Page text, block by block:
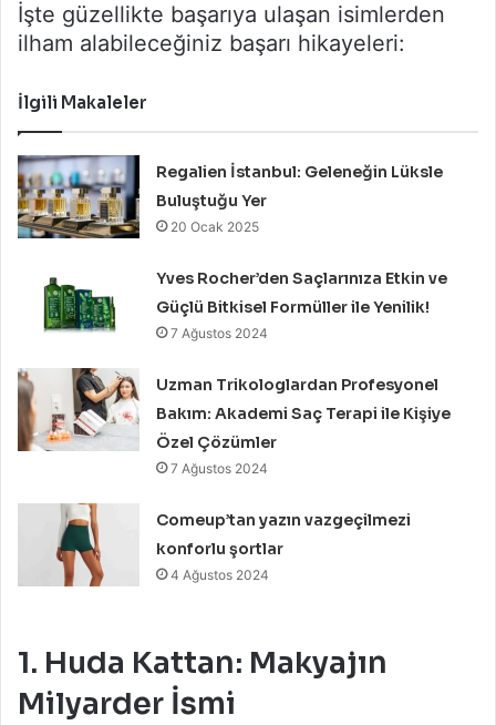
İşte güzellikte başarıya ulaşan isimlerden
ilham alabileceğiniz başarı hikayeleri:
İlgili Makaleler
Regalien İstanbul: Geleneğin Lüksle
Buluştuğu Yer
20 Ocak 2025
Yves Rocher’den Saçlarınıza Etkin ve
Güçlü Bitkisel Formüller ile Yenilik!
7 Ağustos 2024
Uzman Trikologlardan Profesyonel
Bakım: Akademi Saç Terapi ile Kişiye
Özel Çözümler
7 Ağustos 2024
Comeup’tan yazın vazgeçilmezi
konforlu şortlar
4 Ağustos 2024
1. Huda Kattan: Makyajın
Milyarder İsmi